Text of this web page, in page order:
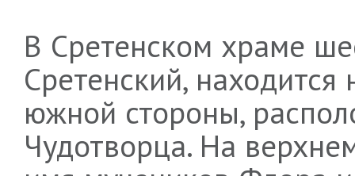
В Сретенском храме
Сретенский,
южной стороны,
Чудотворца. На